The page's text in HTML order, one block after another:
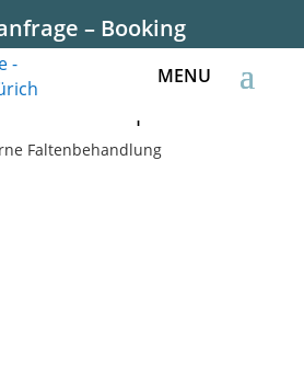
– Booking
Faltenbehandlung